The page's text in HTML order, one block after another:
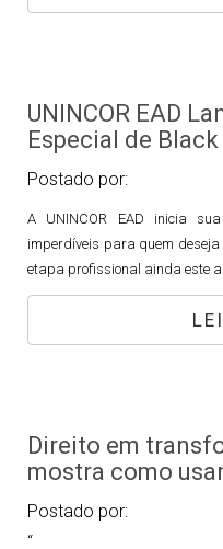
UNINCOR EAD
Especial de
Postado por:
A UNINCOR EAD inicia
imperdíveis para quem
etapa profissional ainda este
Direito em
mostra como
Postado por:
“